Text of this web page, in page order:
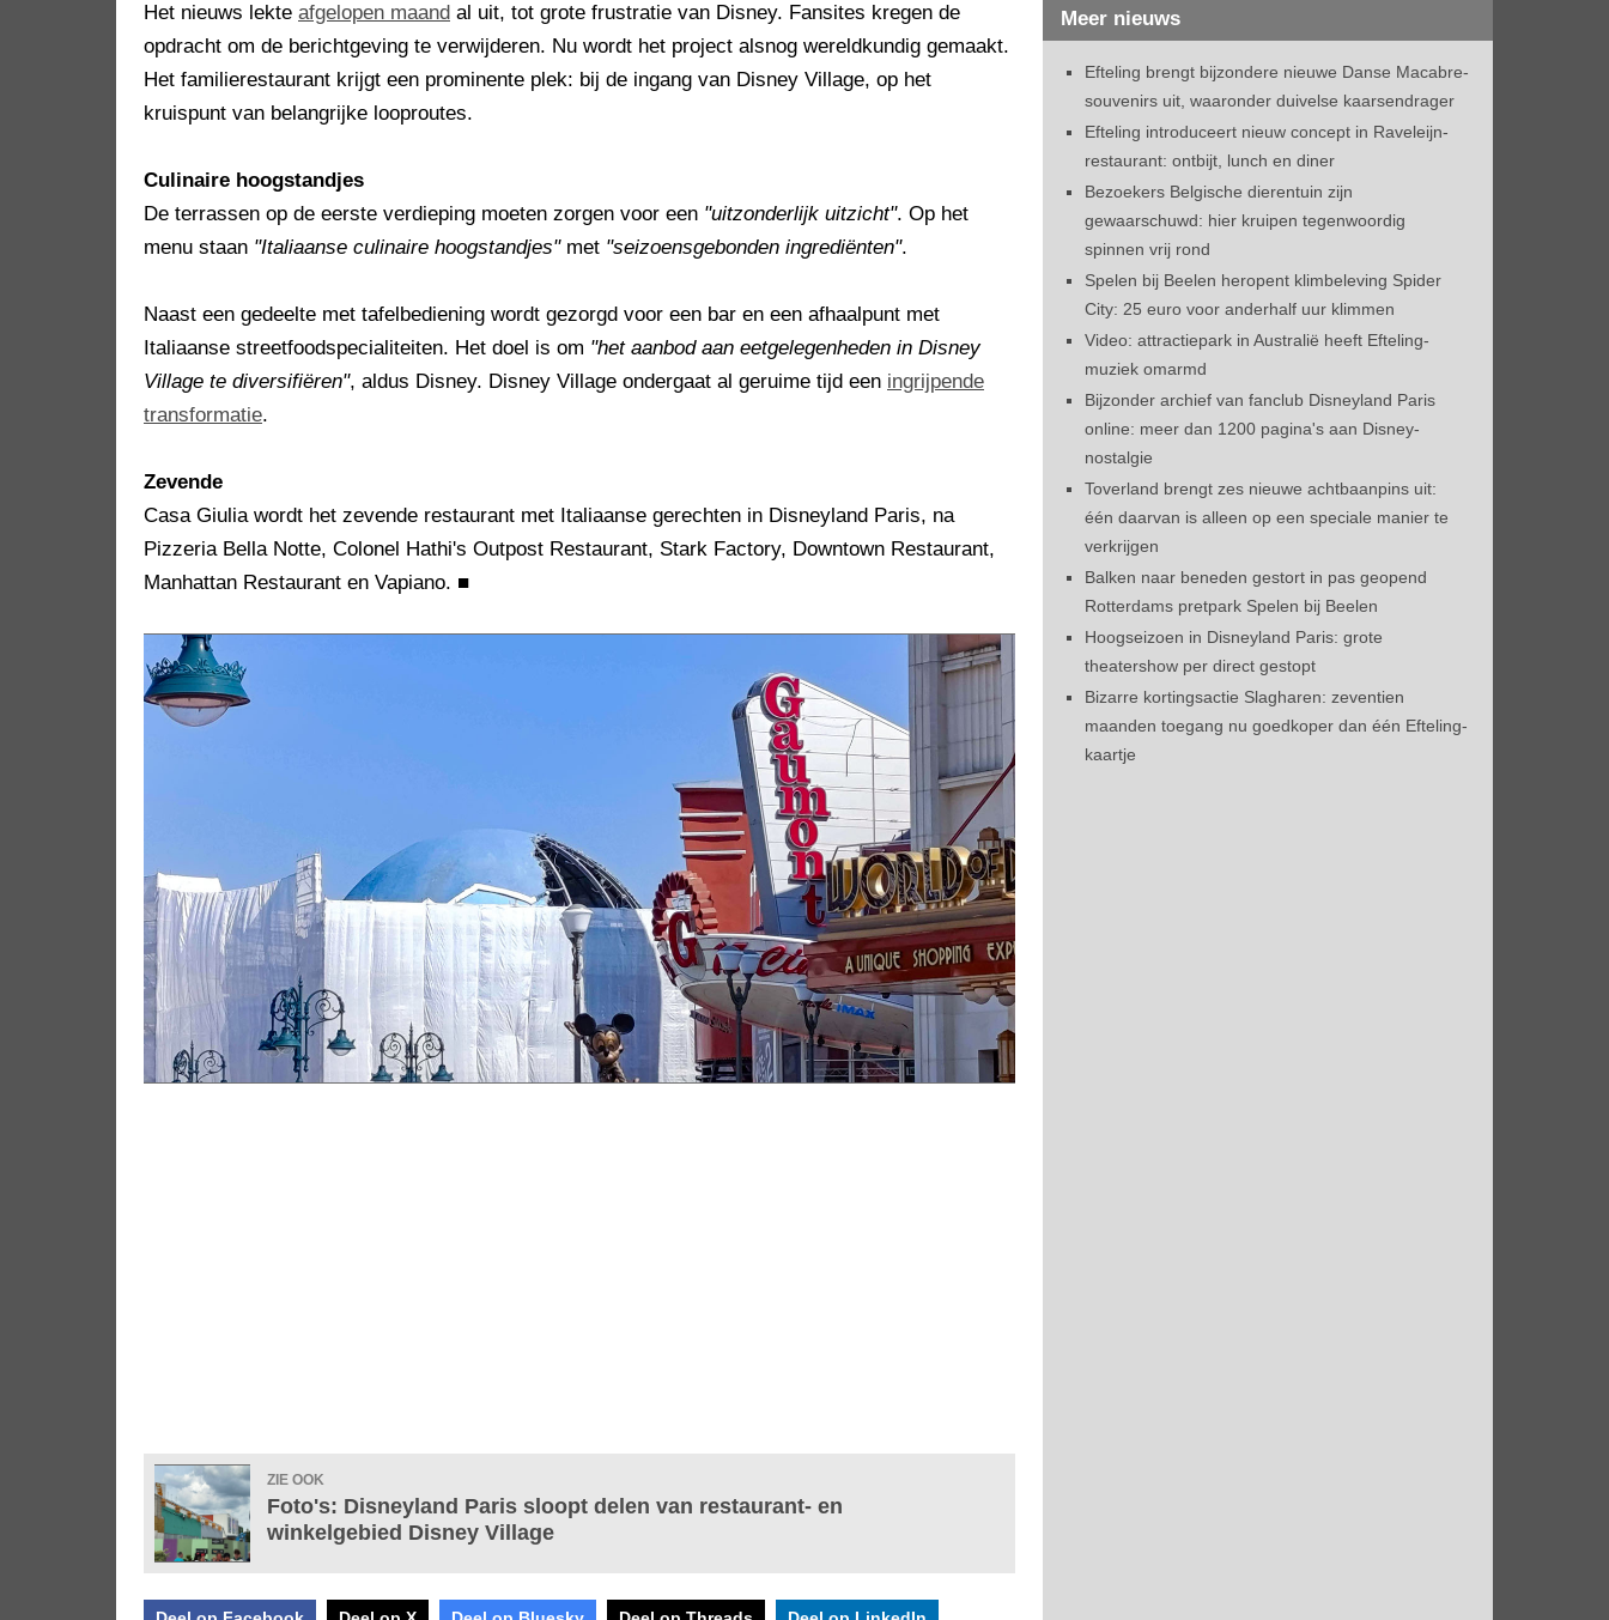
Het nieuws lekte afgelopen maand al uit, tot grote frustratie van Disney. Fansites kregen de
opdracht om de berichtgeving te verwijderen. Nu wordt het project alsnog wereldkundig gemaakt.
Het familierestaurant krijgt een prominente plek: bij de ingang van Disney Village, op het
kruispunt van belangrijke looproutes.
Culinaire hoogstandjes
De terrassen op de eerste verdieping moeten zorgen voor een "uitzonderlijk uitzicht". Op het
menu staan "Italiaanse culinaire hoogstandjes"met "seizoensgebonden ingrediënten".
Naast een gedeelte met tafelbediening wordt gezorgd voor een bar en een afhaalpunt met
Italiaanse streetfoodspecialiteiten. Het doel is om "het aanbod aan eetgelegenheden in Disney
Village te diversifiëren", aldus Disney. Disney Village ondergaat al geruime tijd een ingrijpende
transformatie.
Zevende
Casa Giulia wordt het zevende restaurant met Italiaanse gerechten in Disneyland Paris, na
Pizzeria Bella Notte, Colonel Hathi's Outpost Restaurant, Stark Factory, Downtown Restaurant,
Manhattan Restaurant en Vapiano. ■
ZIE OOK
Foto's: Disneyland Paris sloopt delen van restaurant- en
winkelgebied Disney Village
Meer nieuws
Efteling brengt bijzondere nieuwe Danse Macabre-
souvenirs uit, waaronder duivelse kaarsendrager
Efteling introduceert nieuw concept in Raveleijn-
restaurant: ontbijt, lunch en diner
Bezoekers Belgische dierentuin zijn
gewaarschuwd: hier kruipen tegenwoordig
spinnen vrij rond
Spelen bij Beelen heropent klimbeleving Spider
City: 25 euro voor anderhalf uur klimmen
Video: attractiepark in Australië heeft Efteling-
muziek omarmd
Bijzonder archief van fanclub Disneyland Paris
online: meer dan 1200 pagina's aan Disney-
nostalgie
Toverland brengt zes nieuwe achtbaanpins uit:
één daarvan is alleen op een speciale manier te
verkrijgen
Balken naar beneden gestort in pas geopend
Rotterdams pretpark Spelen bij Beelen
Hoogseizoen in Disneyland Paris: grote
theatershow per direct gestopt
Bizarre kortingsactie Slagharen: zeventien
maanden toegang nu goedkoper dan één Efteling-
kaartje